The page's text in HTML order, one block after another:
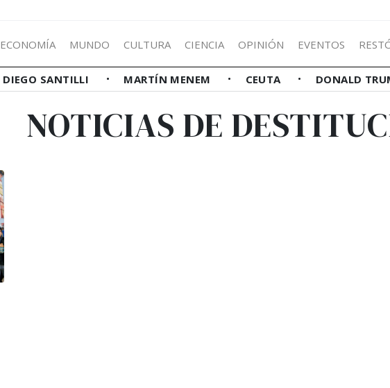
ECONOMÍA MUNDO CULTURA CIENCIA OPINIÓN EVENTOS
DIEGO SANTILLI MARTÍN MENEM CEUTA DONALD
NOTICIAS DE